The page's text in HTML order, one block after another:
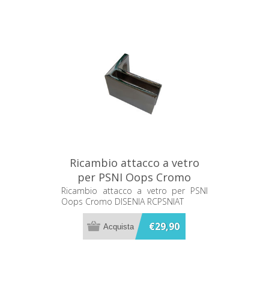
Ricambio attacco a vetro
per PSNI Oops Cromo
DISENIA RCPSNIAT
Ricambio attacco a vetro per PSNI
Oops Cromo DISENIA RCPSNIAT
€29,90